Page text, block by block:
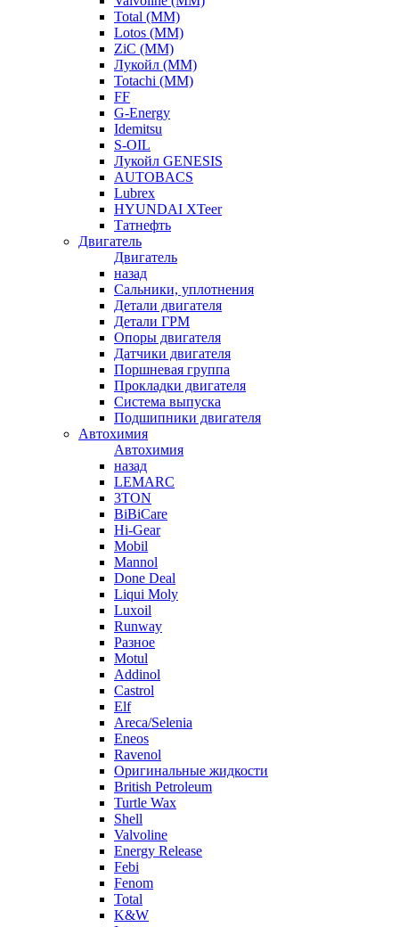
Total (ММ)
Lotos (ММ)
ZiC (ММ)
Лукойл (ММ)
Totachi (MM)
FF
G-Energy
Idemitsu
S-OIL
Лукойл GENESIS
AUTOBACS
Lubrex
HYUNDAI XTeer
Татнефть
Двигатель
Двигатель
назад
Сальники, уплотнения
Детали двигателя
Детали ГРМ
Опоры двигателя
Датчики двигателя
Поршневая группа
Прокладки двигателя
Система выпуска
Подшипники двигателя
Автохимия
Автохимия
назад
LEMARC
3TON
BiBiCare
Hi-Gear
Mobil
Mannol
Done Deal
Liqui Moly
Luxoil
Runway
Разное
Motul
Addinol
Castrol
Elf
Areca/Selenia
Eneos
Ravenol
Оригинальные жидкости
British Petroleum
Turtle Wax
Shell
Valvoline
Energy Release
Febi
Fenom
Total
K&W